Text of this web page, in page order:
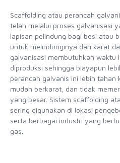
Scaffolding atau perancah
telah melalui proses galvanisasi
lapisan pelindung bagi besi atau
untuk melindunginya dari karat
galvanisasi membutuhkan waktu
diproduksi sehingga biayapun
perancah galvanis ini lebih tahan
mudah berkarat, dan tidak
yang besar. Sistem scaffolding
sering digunakan di lokasi
serta berbagai industri yang
gas.